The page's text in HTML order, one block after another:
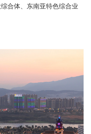
合体、东南亚特色综合业